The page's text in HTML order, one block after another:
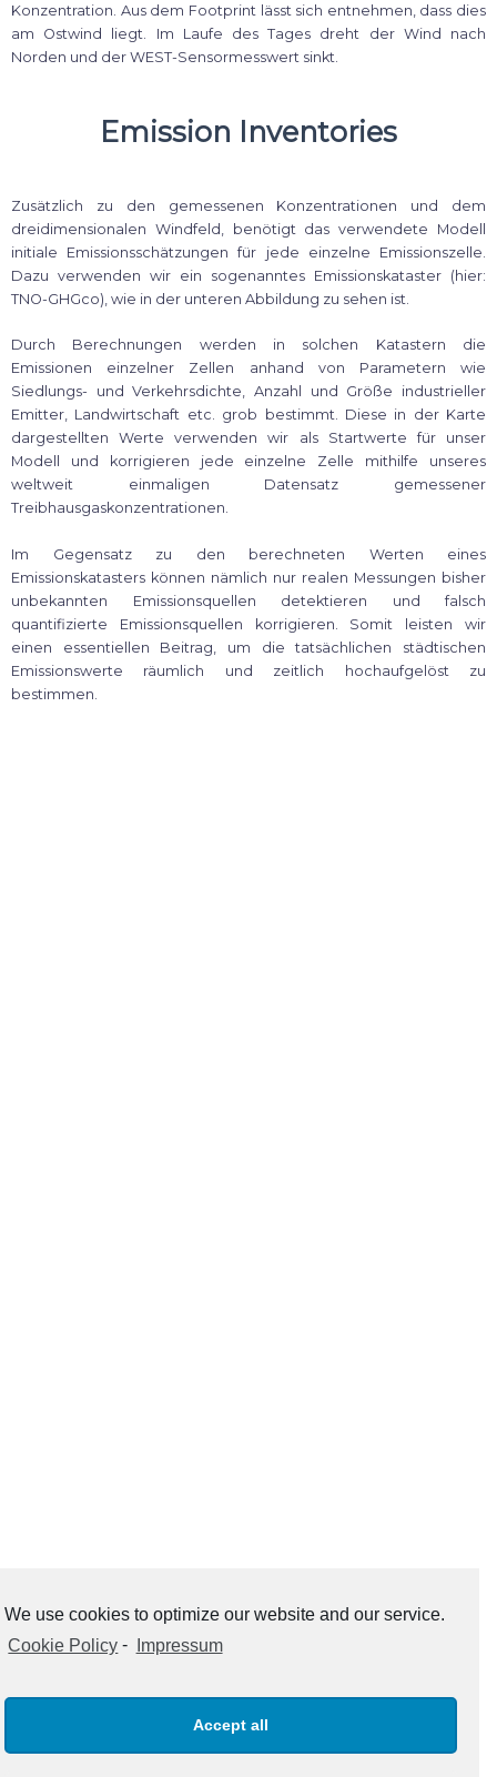
Konzentration. Aus dem Footprint lässt sich entnehmen, dass dies
am Ostwind liegt. Im Laufe des Tages dreht der Wind nach
Norden und der WEST-Sensormesswert sinkt.
Emission Inventories
Zusätzlich zu den gemessenen Konzentrationen und dem
dreidimensionalen Windfeld, benötigt das verwendete Modell
initiale Emissionsschätzungen für jede einzelne Emissionszelle.
Dazu verwenden wir ein sogenanntes Emissionskataster (hier:
TNO-GHGco), wie in der unteren Abbildung zu sehen ist.
Durch Berechnungen werden in solchen Katastern die
Emissionen einzelner Zellen anhand von Parametern wie
Siedlungs- und Verkehrsdichte, Anzahl und Größe industrieller
Emitter, Landwirtschaft etc. grob bestimmt. Diese in der Karte
dargestellten Werte verwenden wir als Startwerte für unser
Modell und korrigieren jede einzelne Zelle mithilfe unseres
weltweit einmaligen Datensatz gemessener
Treibhausgaskonzentrationen.
Im Gegensatz zu den berechneten Werten eines
Emissionskatasters können nämlich nur realen Messungen bisher
unbekannten Emissionsquellen detektieren und falsch
quantifizierte Emissionsquellen korrigieren. Somit leisten wir
einen essentiellen Beitrag, um die tatsächlichen städtischen
Emissionswerte räumlich und zeitlich hochaufgelöst zu
bestimmen.
We use cookies to optimize our website and our service.
Cookie Policy - Impressum
Accept all